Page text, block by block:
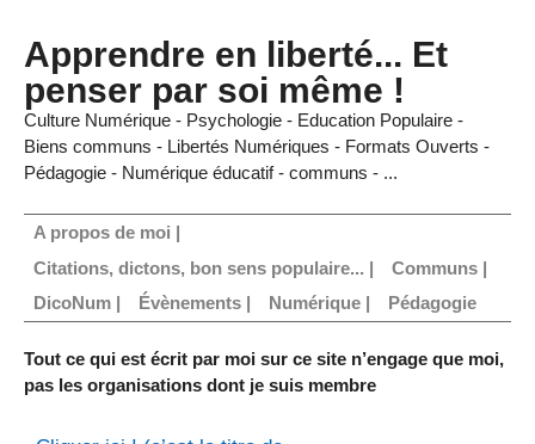
Apprendre en liberté... Et
penser par soi même !
Culture Numérique - Psychologie - Education Populaire -
Biens communs - Libertés Numériques - Formats Ouverts -
Pédagogie - Numérique éducatif - communs - ...
A propos de moi |
Citations, dictons, bon sens populaire... |
Communs |
DicoNum |
Évènements | Numérique | Pédagogie
Tout ce qui est écrit par moi sur ce site n’engage que moi,
pas les organisations dont je suis membre